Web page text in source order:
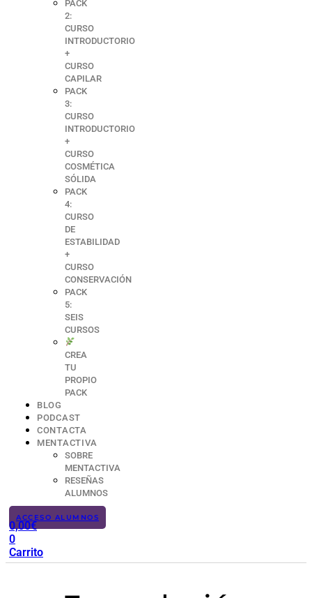
PACK
2:
CURSO
INTRODUCTORIO
+
CURSO
CAPILAR
PACK
3:
CURSO
INTRODUCTORIO
+
CURSO
COSMÉTICA
SÓLIDA
PACK
4:
CURSO
DE
ESTABILIDAD
+
CURSO
CONSERVACIÓN
PACK
5:
SEIS
CURSOS
CREA
TU
PROPIO
PACK
BLOG
PODCAST
CONTACTA
MENTACTIVA
SOBRE
MENTACTIVA
RESEÑAS
ALUMNOS
ACCESO ALUMNOS
0,00€
0
Carrito